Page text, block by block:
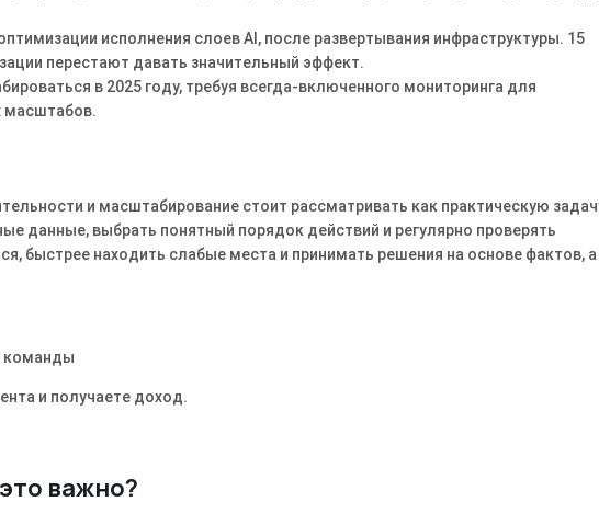
исполнения слоев AI, после развертывания инфраструктуры. 15
перестают давать значительный эффект.
в 2025 году, требуя всегда-включенного мониторинга для
масштабов.
и масштабирование стоит рассматривать как практическую
данные, выбрать понятный порядок действий и регулярно проверять
быстрее находить слабые места и принимать решения на основе фактов, а
команды
и получаете доход.
важно?